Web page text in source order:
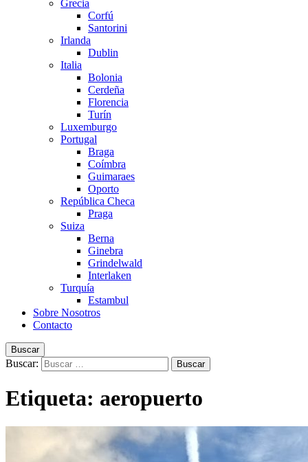
Grecia
Corfú
Santorini
Irlanda
Dublin
Italia
Bolonia
Cerdeña
Florencia
Turín
Luxemburgo
Portugal
Braga
Coímbra
Guimaraes
Oporto
República Checa
Praga
Suiza
Berna
Ginebra
Grindelwald
Interlaken
Turquía
Estambul
Sobre Nosotros
Contacto
Buscar
Buscar:
Etiqueta: aeropuerto